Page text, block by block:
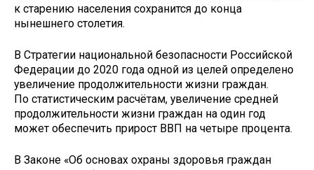
к старению населения сохранится до конца
нынешнего столетия.
В Стратегии национальной безопасности Российской
Федерации до 2020 года одной из целей определено
увеличение продолжительности жизни граждан.
По статистическим расчётам, увеличение средней
продолжительности жизни граждан на один год
может обеспечить прирост ВВП на четыре процента.
В Законе «Об основах охраны здоровья граждан